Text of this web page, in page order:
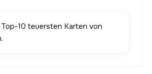
10 teuersten Karten von